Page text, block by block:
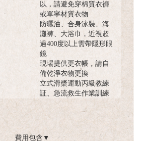
以，請避免穿棉質衣褲
或單寧材質衣物
防曬油、合身泳裝、海
灘褲、大浴巾，近視超
過400度以上需帶隱形眼
鏡
現場提供更衣帳，請自
備乾淨衣物更換
立式滑槳運動丙級教練
証、急流救生作業訓練
費用包含 ▼